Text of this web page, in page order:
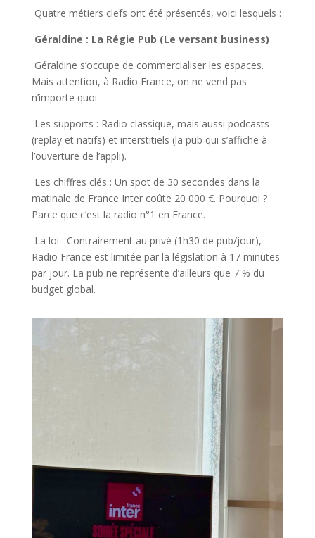
Quatre métiers clefs ont été présentés, voici lesquels :
Géraldine : La Régie Pub (Le versant business)
Géraldine s’occupe de commercialiser les espaces.
Mais attention, à Radio France, on ne vend pas
n’importe quoi.
Les supports : Radio classique, mais aussi podcasts
(replay et natifs) et interstitiels (la pub qui s’affiche à
l’ouverture de l’appli).
Les chiffres clés : Un spot de 30 secondes dans la
matinale de France Inter coûte 20 000 €. Pourquoi ?
Parce que c’est la radio n°1 en France.
La loi : Contrairement au privé (1h30 de pub/jour),
Radio France est limitée par la législation à 17 minutes
par jour. La pub ne représente d’ailleurs que 7 % du
budget global.